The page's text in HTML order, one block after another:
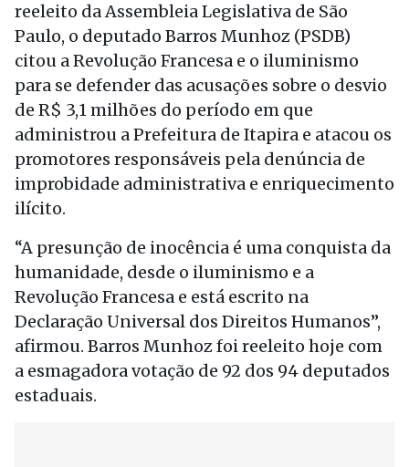
reeleito da Assembleia Legislativa de São
Paulo, o deputado Barros Munhoz (PSDB)
citou a Revolução Francesa e o iluminismo
para se defender das acusações sobre o desvio
de R$ 3,1 milhões do período em que
administrou a Prefeitura de Itapira e atacou os
promotores responsáveis pela denúncia de
improbidade administrativa e enriquecimento
ilícito.
“A presunção de inocência é uma conquista da
humanidade, desde o iluminismo e a
Revolução Francesa e está escrito na
Declaração Universal dos Direitos Humanos”,
afirmou. Barros Munhoz foi reeleito hoje com
a esmagadora votação de 92 dos 94 deputados
estaduais.